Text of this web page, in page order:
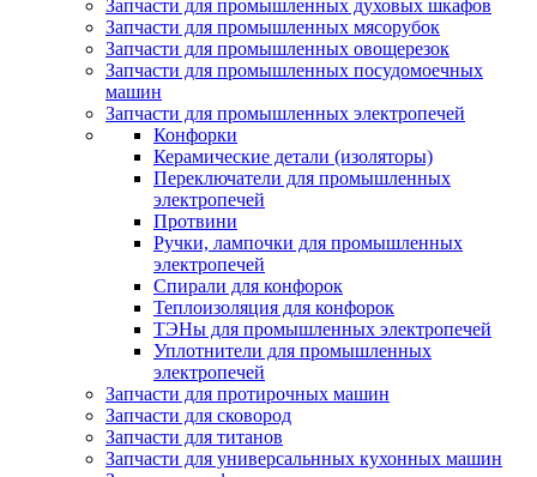
Запчасти для промышленных духовых шкафов
Запчасти для промышленных мясорубок
Запчасти для промышленных овощерезок
Запчасти для промышленных посудомоечных
машин
Запчасти для промышленных электропечей
Конфорки
Керамические детали (изоляторы)
Переключатели для промышленных
электропечей
Протвини
Ручки, лампочки для промышленных
электропечей
Спирали для конфорок
Теплоизоляция для конфорок
ТЭНы для промышленных электропечей
Уплотнители для промышленных
электропечей
Запчасти для протирочных машин
Запчасти для сковород
Запчасти для титанов
Запчасти для универсальнных кухонных машин